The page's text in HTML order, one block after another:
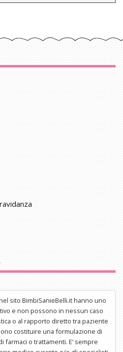
sito BimbiSanieBelli.it hanno uno
e non possono in nessun caso
o al rapporto diretto tra paziente
costituire una formulazione di
farmaci o trattamenti. E’ sempre